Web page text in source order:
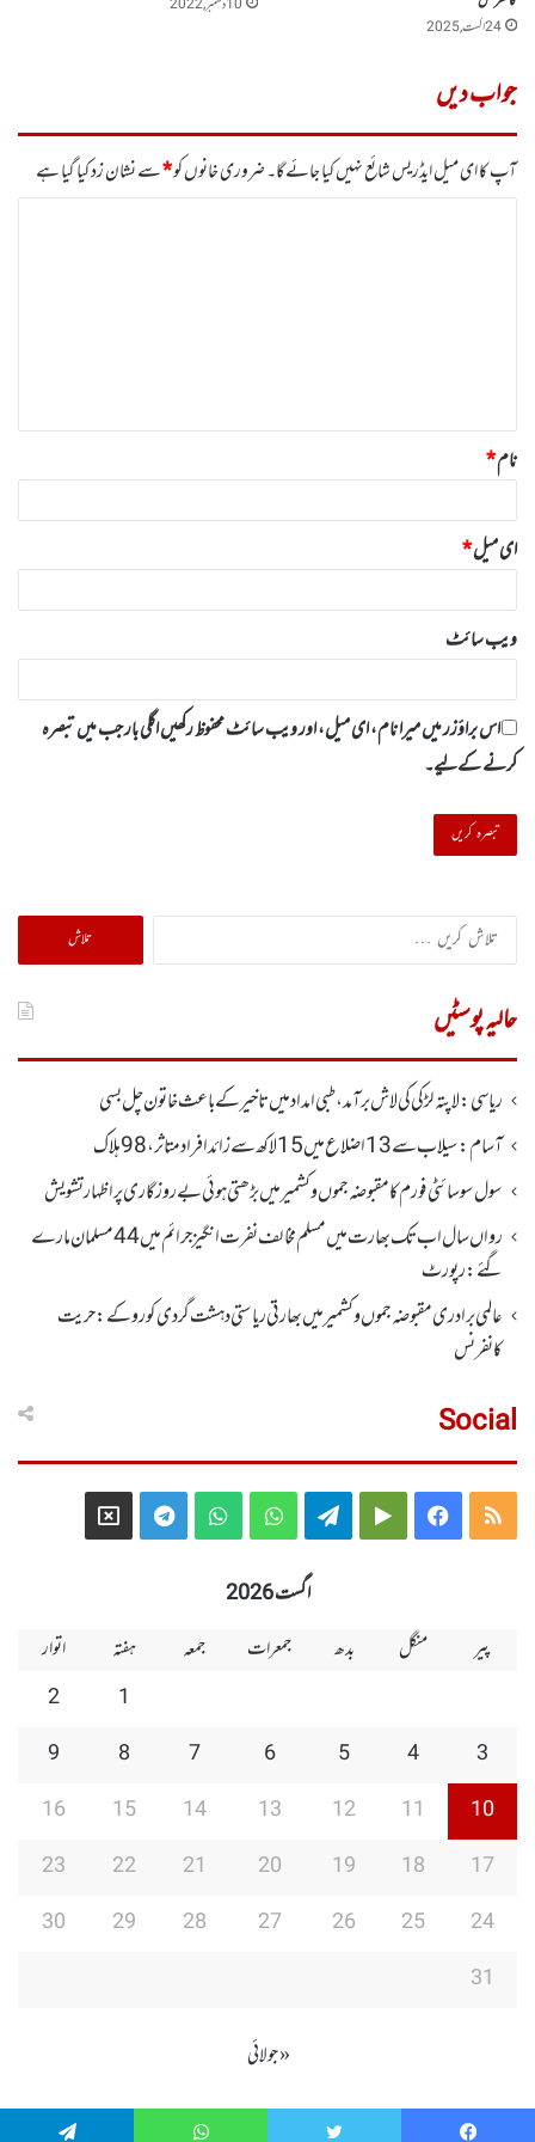
24 اگست, 2025
10 دسمبر, 2022
جواب دیں
آپ کا ای میل ایڈریس شائع نہیں کیا جائے گا۔ضروری خانوں کو*سے نشان زد کیا گیا ہے
نام*
ای میل*
ویب‌ سائٹ
اس براؤزر میں میرا نام، ای میل، اور ویب سائٹ محفوظ رکھیں اگلی بار جب میں تبصرہ
کرنے کےلیے۔
تلاش
کریں
حالیہ پوسٹیں
ریاسی: لاپتہ لڑکی کی لاش برآمد، طبی امداد میں تاخیرکے باعث خاتون چل بسی
آسام: سیلاب سے 13اضلاع میں 15لاکھ سے زائد افراد متاثر ، 98ہلاک
سول سوسائٹی فورم کا مقبوضہ جموں وکشمیر میں بڑھتی ہوئی بے روزگاری پر اظہارتشویش
رواں سال اب تک بھارت میں مسلم مخالف نفرت انگیز جرائم میں 44 مسلمان مارے
گئے: رپورٹ
عالمی برادری مقبوضہ جموں وکشمیر میں بھارتی ریاستی دہشت گردی کو روکے : حریت
کانفرنس
Social
RSS
Facebook
Google
Telegram
WhatsApp
WhatsApp
Telegram
X
اگست 2026
پیر
منگل بدھ جمعرات جمعہ ہفتہ
اتوار
1
2
3
4
5
6
7
8
9
10
11
12
13
14
15
16
17
18
19
20
21
22
23
24
25
26
27
28
29
30
31
« جولائی